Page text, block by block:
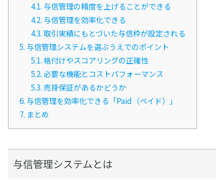
4.1. 与信管理の精度を上げることができる
4.2. 与信管理を効率化できる
4.3.取引実績にもとづいた与信枠が設定される
5. 与信管理システムを選ぶうえでのポイント
5.1.格付けやスコアリングの正確性
5.2.必要な機能とコストパフォーマンス
5.3.売掛保証があるかどうか
6. 与信管理を効率化できる「Paid（ペイド）」
7. まとめ
与信管理システムとは